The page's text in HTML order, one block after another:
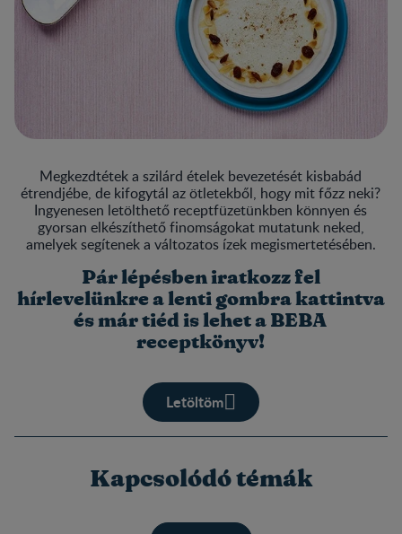
Megkezdtétek a szilárd ételek bevezetését kisbabád
étrendjébe, de kifogytál az ötletekből, hogy mit főzz neki?
Ingyenesen letölthető receptfüzetünkben könnyen és
gyorsan elkészíthető finomságokat mutatunk neked,
amelyek segítenek a változatos ízek megismertetésében.
Pár lépésben iratkozz fel
hírlevelünkre a lenti gombra kattintva
és már tiéd is lehet a BEBA
receptkönyv!
Letöltöm
Kapcsolódó témák